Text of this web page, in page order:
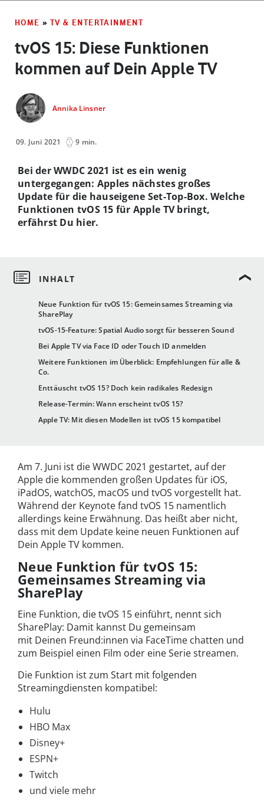
HOME » TV & ENTERTAINMENT
tvOS 15: Diese Funktionen
kommen auf Dein Apple TV
Annika Linsner
09. Juni 2021 9 min.
Neue Funktion für tvOS 15: Gemeinsames Streaming via
SharePlay
tvOS-15-Feature: Spatial Audio sorgt für besseren Sound
Bei Apple TV via Face ID oder Touch ID anmelden
Weitere Funktionen im Überblick: Empfehlungen für alle &
Co.
Enttäuscht tvOS 15? Doch kein radikales Redesign
Release-Termin: Wann erscheint tvOS 15?
Apple TV: Mit diesen Modellen ist tvOS 15 kompatibel
Bei der WWDC 2021 ist es ein wenig
untergegangen: Apples nächstes großes
Update für die hauseigene Set-Top-Box. Welche
Funktionen tvOS 15 für Apple TV bringt,
erfährst Du hier.
Am 7. Juni ist die WWDC 2021 gestartet, auf der
Apple die kommenden großen Updates für iOS,
iPadOS, watchOS, macOS und tvOS vorgestellt hat.
Während der Keynote fand tvOS 15 namentlich
allerdings keine Erwähnung. Das heißt aber nicht,
dass mit dem Update keine neuen Funktionen auf
Dein Apple TV kommen.
Neue Funktion für tvOS 15:
Gemeinsames Streaming via
SharePlay
Eine Funktion, die tvOS 15 einführt, nennt sich
SharePlay: Damit kannst Du gemeinsam
mit Deinen Freund:innen via FaceTime chatten und
zum Beispiel einen Film oder eine Serie streamen.
Die Funktion ist zum Start mit folgenden
Streamingdiensten kompatibel:
Hulu
HBO Max
Disney+
ESPN+
Twitch
und viele mehr